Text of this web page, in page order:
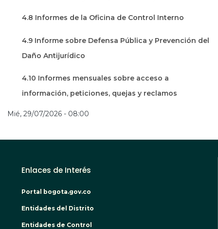
4.8 Informes de la Oficina de Control Interno
4.9 Informe sobre Defensa Pública y Prevención del
Daño Antijurídico
4.10 Informes mensuales sobre acceso a
información, peticiones, quejas y reclamos
Mié, 29/07/2026 - 08:00
Enlaces de Interés
Portal bogota.gov.co
Entidades del Distrito
Entidades de Control